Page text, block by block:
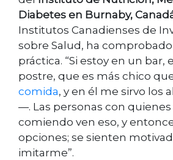
Diabetes en Burnaby,
Institutos Canadienses de
sobre Salud, ha
práctica. “Si estoy en un bar,
postre, que es más chico
comida, y en él me sirvo los
—. Las personas con
comiendo ven eso, y
opciones; se sienten
imitarme”.